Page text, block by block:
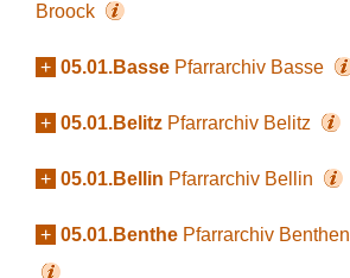
Broock
+ 05.01.Basse Pfarrarchiv Basse
+ 05.01.Belitz Pfarrarchiv Belitz
+ 05.01.Bellin Pfarrarchiv Bellin
+ 05.01.Benthe Pfarrarchiv Benthen